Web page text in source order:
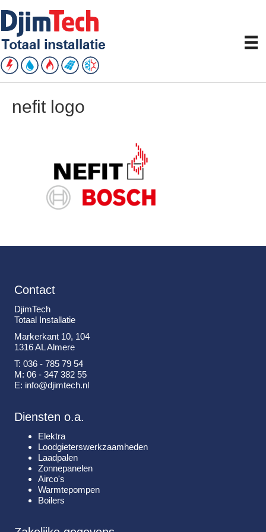
nefit logo
Contact
DjimTech
Totaal Installatie
Markerkant 10, 104
1316 AL Almere
T: 036 - 785 79 54
M: 06 - 347 382 55
E: info@djimtech.nl
Diensten o.a.
Elektra
Loodgieterswerkzaamheden
Laadpalen
Zonnepanelen
Airco's
Warmtepompen
Boilers